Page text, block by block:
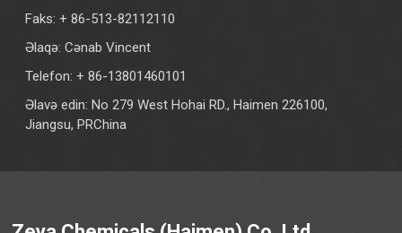
Faks: + 86-513-82112110
Əlaqə: Cənab Vincent
Telefon: + 86-13801460101
Əlavə edin: No 279 West Hohai RD., Haimen 226100,
Jiangsu, PRChina